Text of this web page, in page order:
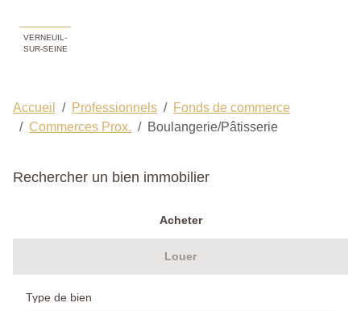
VERNEUIL-
SUR-SEINE
Accueil Professionnels
Fonds de commerce
Commerces Prox.
Boulangerie/Pâtisserie
Rechercher un bien immobilier
Acheter
Louer